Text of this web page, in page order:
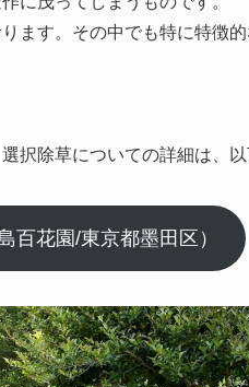
ます。その中でも特に特徴
択除草についての詳細は、以
百花園/東京都墨田区）